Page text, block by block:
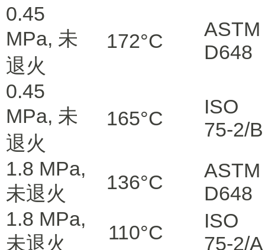
0.45
MPa, 未
退火
172°C
ASTM
D648
0.45
MPa, 未
退火
165°C
ISO
75-2/B
1.8 MPa,
未退火
136°C
ASTM
D648
1.8 MPa,
未退火
110°C
ISO
75-2/A